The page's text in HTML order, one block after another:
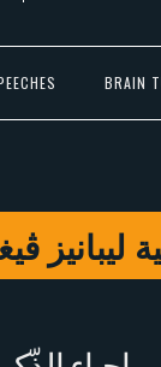
BRAIN
ليبانيز